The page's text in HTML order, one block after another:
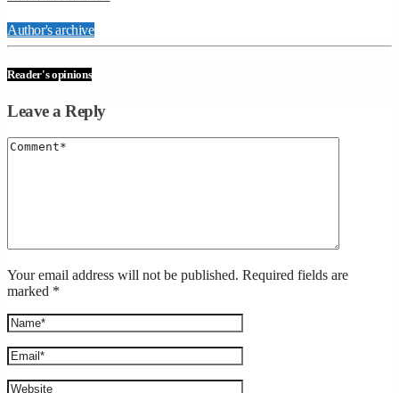
Author's archive
Reader's opinions
Leave a Reply
Your email address will not be published. Required fields are
marked *